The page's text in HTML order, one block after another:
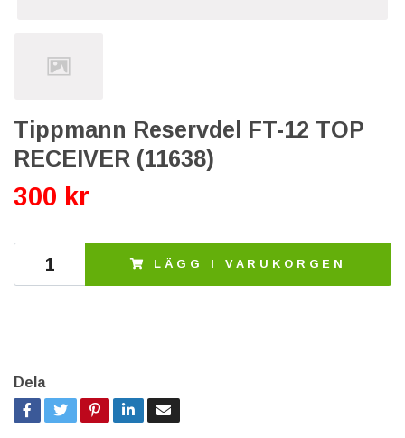
Tippmann Reservdel FT-12 TOP
RECEIVER (11638)
300 kr
LÄGG I VARUKORGEN
Dela